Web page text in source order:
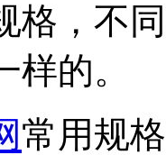
格，不
的。
常用规